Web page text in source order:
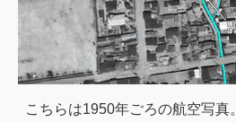
こちらは1950年ごろの航空写真